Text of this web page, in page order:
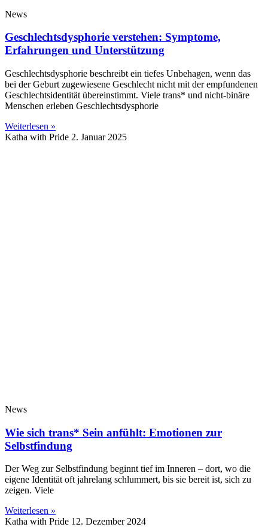
News
Geschlechtsdysphorie verstehen: Symptome,
Erfahrungen und Unterstützung
Geschlechtsdysphorie beschreibt ein tiefes Unbehagen, wenn das
bei der Geburt zugewiesene Geschlecht nicht mit der empfundenen
Geschlechtsidentität übereinstimmt. Viele trans* und nicht-binäre
Menschen erleben Geschlechtsdysphorie
Weiterlesen »
Katha with Pride 2. Januar 2025
News
Wie sich trans* Sein anfühlt: Emotionen zur
Selbstfindung
Der Weg zur Selbstfindung beginnt tief im Inneren – dort, wo die
eigene Identität oft jahrelang schlummert, bis sie bereit ist, sich zu
zeigen. Viele
Weiterlesen »
Katha with Pride 12. Dezember 2024